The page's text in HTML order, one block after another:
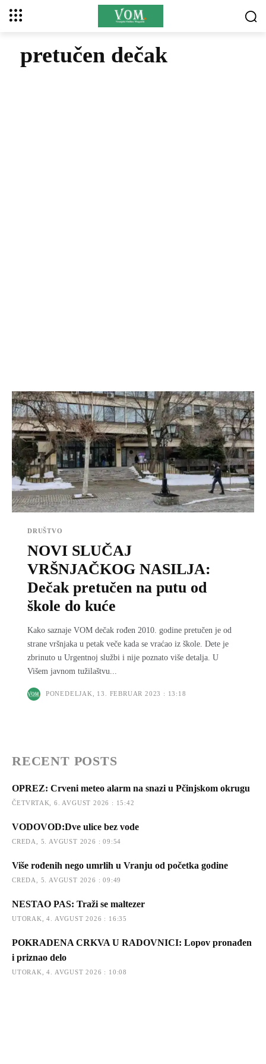
pretučen dečak
DRUŠTVO
NOVI SLUČAJ
VRŠNJAČKOG NASILJA:
Dečak pretučen na putu od
škole do kuće
Kako saznaje VOM dečak rođen 2010. godine pretučen je od
strane vršnjaka u petak veče kada se vraćao iz škole. Dete je
zbrinuto u Urgentnoj službi i nije poznato više detalja. U
Višem javnom tužilaštvu...
PONEDELJAK, 13. FEBRUAR 2023 : 13:18
RECENT POSTS
OPREZ: Crveni meteo alarm na snazi u Pčinjskom okrugu
ČETVRTAK, 6. AVGUST 2026 : 15:42
VODOVOD:Dve ulice bez vode
CREDA, 5. AVGUST 2026 : 09:54
Više rođenih nego umrlih u Vranju od početka godine
CREDA, 5. AVGUST 2026 : 09:49
NESTAO PAS: Traži se maltezer
UTORAK, 4. AVGUST 2026 : 16:35
POKRADENA CRKVA U RADOVNICI: Lopov pronađen
i priznao delo
UTORAK, 4. AVGUST 2026 : 10:08